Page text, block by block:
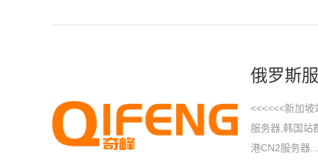
俄罗斯
<<<<<<新加
服务器,韩国站
港CN2服务器